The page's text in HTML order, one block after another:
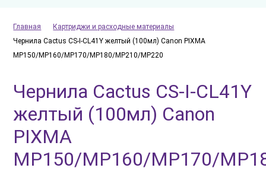
Главная
Картриджи и расходные материалы
Чернила Cactus CS-I-CL41Y желтый (100мл) Canon PIXMA
MP150/MP160/MP170/MP180/MP210/MP220
Чернила Cactus CS-I-CL41Y
желтый (100мл) Canon
PIXMA
MP150/MP160/MP170/